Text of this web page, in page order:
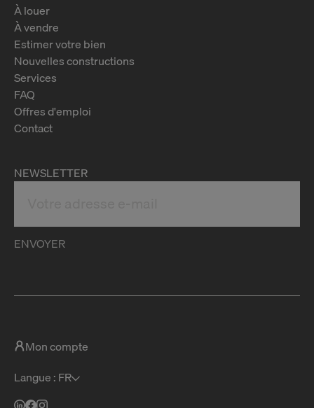
À louer
À vendre
Estimer votre bien
Nouvelles constructions
Services
FAQ
Offres d'emploi
Contact
NEWSLETTER
ENVOYER
Mon compte
Langue : FR